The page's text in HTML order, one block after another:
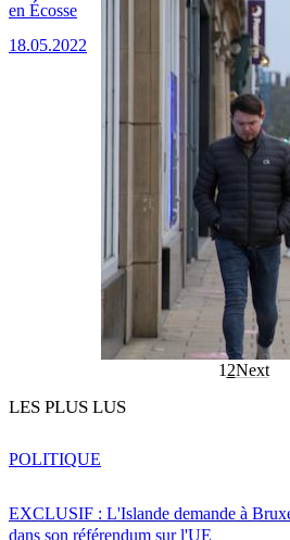
en Écosse
18.05.2022
1 2Next
LES PLUS LUS
EXCLUSIF : L'Islande demande à
dans son référendum sur l'UE
POLITIQUE